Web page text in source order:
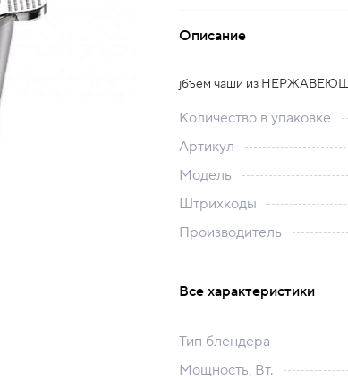
Описание
jбъем чаши из
Количество в упаковке
Артикул
Модель
Штрихкоды
Производитель
Все характеристики
Тип блендера
Мощность, Вт.